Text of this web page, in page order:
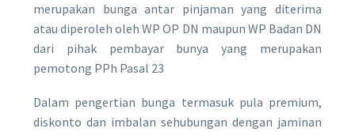
merupakan bunga antar pinjaman yang diterima
atau diperoleh oleh WP OP DN maupun WP Badan DN
dari pihak pembayar bunya yang merupakan
pemotong PPh Pasal 23
Dalam pengertian bunga termasuk pula premium,
diskonto dan imbalan sehubungan dengan jaminan